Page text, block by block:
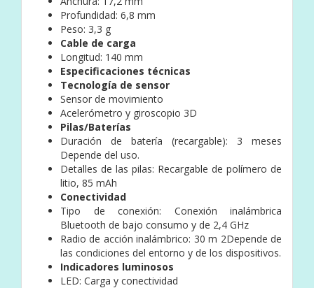
Profundidad: 6,8 mm
Peso: 3,3 g
Cable de carga
Longitud: 140 mm
Especificaciones técnicas
Tecnología de sensor
Sensor de movimiento
Acelerómetro y giroscopio 3D
Pilas/Baterías
Duración de batería (recargable): 3 meses
Depende del uso.
Detalles de las pilas: Recargable de polímero de
litio, 85 mAh
Conectividad
Tipo de conexión: Conexión inalámbrica
Bluetooth de bajo consumo y de 2,4 GHz
Radio de acción inalámbrico: 30 m 2Depende de
las condiciones del entorno y de los dispositivos.
Indicadores luminosos
LED: Carga y conectividad